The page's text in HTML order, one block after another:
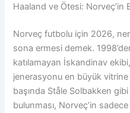
Haaland ve Ötesi: Norveç’in
Norveç futbolu için 2026,
sona ermesi demek.
katılamayan İskandinav
jenerasyonu en büyük vitrine
başında Ståle Solbakken
bulunması, Norveç’in